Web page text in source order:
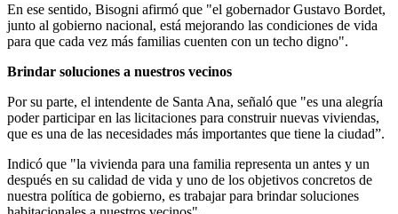
En ese sentido, Bisogni afirmó que "el gobernador Gustavo Bordet,
junto al gobierno nacional, está mejorando las condiciones de vida
para que cada vez más familias cuenten con un techo digno".
Brindar soluciones a nuestros vecinos
Por su parte, el intendente de Santa Ana, señaló que "es una alegría
poder participar en las licitaciones para construir nuevas viviendas,
que es una de las necesidades más importantes que tiene la ciudad”.
Indicó que "la vivienda para una familia representa un antes y un
después en su calidad de vida y uno de los objetivos concretos de
nuestra política de gobierno, es trabajar para brindar soluciones